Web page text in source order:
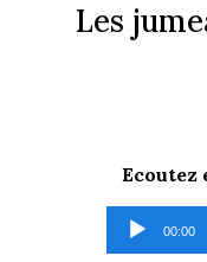
Les
Ecoutez
Lecteur
audio
00:00